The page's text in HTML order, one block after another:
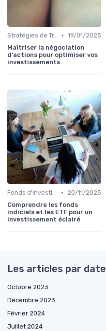
Stratégies de Trading • 19/01/2025
Maîtriser la négociation
d'actions pour optimiser vos
investissements
Fonds d'Investissement et ETF •
20/11/2025
Comprendre les fonds
indiciels et les ETF pour un
investissement éclairé
Les articles par date
Octobre 2023
Décembre 2023
Février 2024
Juillet 2024